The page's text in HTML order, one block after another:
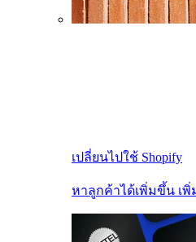
เปลี่ยนไปใช้ Shopify
หาลูกค้าได้เพิ่มขึ้น เ